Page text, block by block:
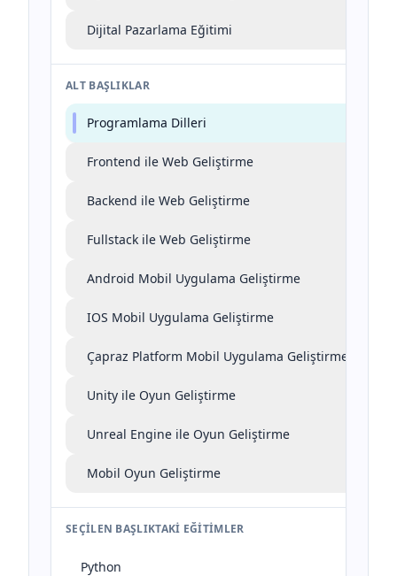
Dijital Pazarlama Eğitimi
ALT BAŞLIKLAR
Programlama Dilleri
Frontend ile Web Geliştirme
Backend ile Web Geliştirme
Fullstack ile Web Geliştirme
Android Mobil Uygulama Geliştirme
IOS Mobil Uygulama Geliştirme
Çapraz Platform Mobil Uygulama Geliştirme
Unity ile Oyun Geliştirme
Unreal Engine ile Oyun Geliştirme
Mobil Oyun Geliştirme
SEÇILEN BAŞLIKTAKI EĞITIMLER
Python